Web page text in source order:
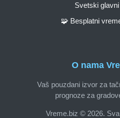
O nama
Vaš pouzdani izvor za
prognoze za
Vreme.biz © 2026.
Svetski
🧩 Besplatni